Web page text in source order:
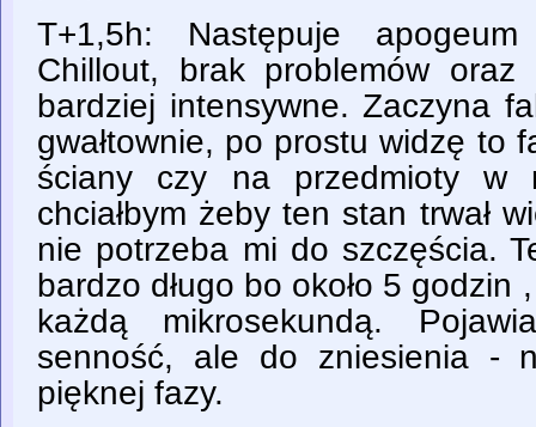
T+1,5h: Następuje apogeum
Chillout, brak problemów oraz
bardziej intensywne. Zaczyna
gwałtownie, po prostu widzę to
ściany czy na przedmioty w
chciałbym żeby ten stan trwał
nie potrzeba mi do szczęścia.
bardzo długo bo około 5 godzin
każdą mikrosekundą.
senność, ale do zniesienia -
pięknej fazy.